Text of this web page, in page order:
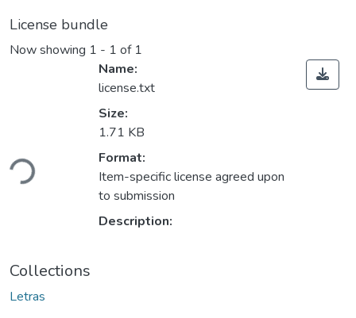
License bundle
Now showing 1 - 1 of 1
Loading...
Name:
license.txt
Size:
1.71 KB
Format:
Item-specific license agreed upon
to submission
Description:
Collections
Letras